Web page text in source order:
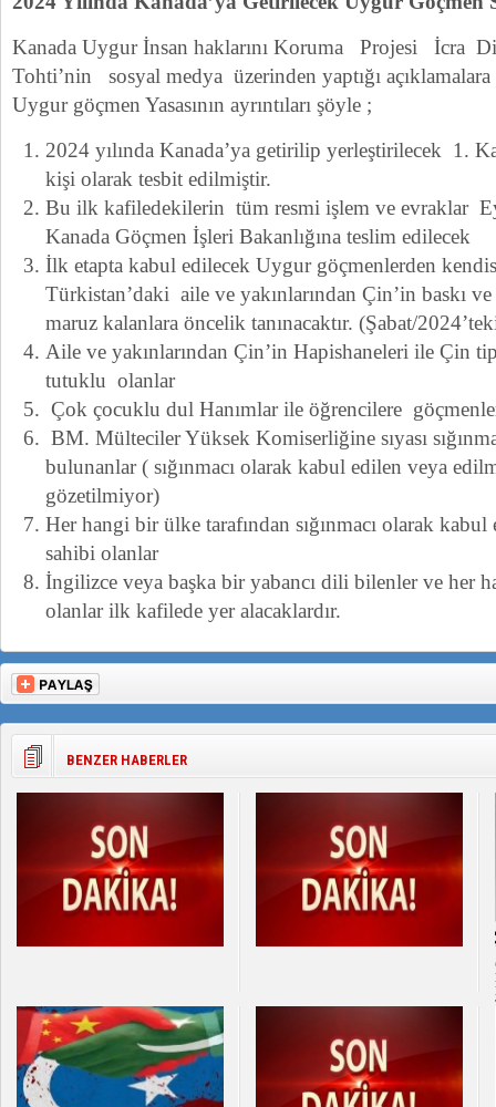
Kanada Uygur İnsan haklarını Koruma Projesi İcra
Tohti’nin sosyal medya üzerinden yaptığı
Uygur göçmen Yasasının ayrıntıları şöyle ;
2024 yılında Kanada’ya getirilip yerleştirilecek 1.
kişi olarak tesbit edilmiştir.
Bu ilk kafiledekilerin tüm resmi işlem ve evraklar
Kanada Göçmen İşleri Bakanlığına teslim edilecek
İlk etapta kabul edilecek Uygur göçmenlerden
Türkistan’daki aile ve yakınlarından Çin’in baskı
maruz kalanlara öncelik tanınacaktır. (Şabat/
Aile ve yakınlarından Çin’in Hapishaneleri ile Çin
tutuklu olanlar
Çok çocuklu dul Hanımlar ile öğrencilere
BM. Mülteciler Yüksek Komiserliğine sıyası
bulunanlar ( sığınmacı olarak kabul edilen veya
gözetilmiyor)
Her hangi bir ülke tarafından sığınmacı olarak
sahibi olanlar
İngilizce veya başka bir yabancı dili bilenler ve her
olanlar ilk kafilede yer alacaklardır.
BENZER HABERLER